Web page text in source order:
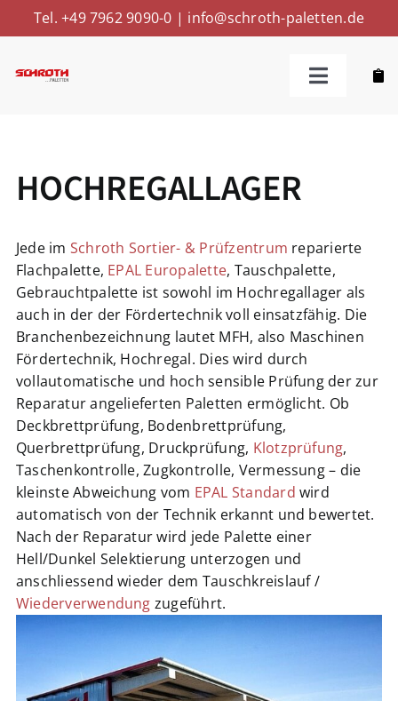
to
Tel. +49 7962 9090-0 | info@schroth-paletten.de
Toggle
Reparieren
Ankaufen
Weitere Leistungen
Über Uns
Jobs
Warenkorb
HOCHREGALLAGER
Jede im Schroth Sortier- & Prüfzentrum reparierte
Flachpalette, EPAL Europalette, Tauschpalette,
Gebrauchtpalette ist sowohl im Hochregallager als
auch in der der Fördertechnik voll einsatzfähig. Die
Branchenbezeichnung lautet MFH, also Maschinen
Fördertechnik, Hochregal. Dies wird durch
vollautomatische und hoch sensible Prüfung der zur
Reparatur angelieferten Paletten ermöglicht. Ob
Deckbrettprüfung, Bodenbrettprüfung,
Querbrettprüfung, Druckprüfung, Klotzprüfung,
Taschenkontrolle, Zugkontrolle, Vermessung – die
kleinste Abweichung vom EPAL Standard wird
automatisch von der Technik erkannt und bewertet.
Nach der Reparatur wird jede Palette einer
Hell/Dunkel Selektierung unterzogen und
anschliessend wieder dem Tauschkreislauf /
Wiederverwendung zugeführt.